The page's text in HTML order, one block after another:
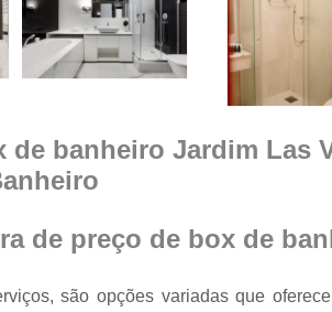
ambiente com
Guarda corpo
vidro
Janelas em
vidro
Porta feita de
de banheiro Jardim Las
de preço de box de
são opções variadas que